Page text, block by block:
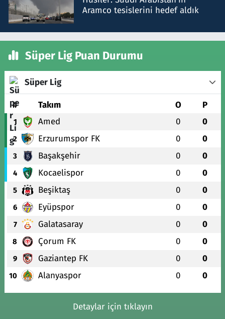
Aramco tesislerini hedef aldık
Süper Lig Puan Durumu
Süper Lig
# Takım O P
1 Amed 0 0
2 Erzurumspor FK 0 0
3 Başakşehir 0 0
4 Kocaelispor 0 0
5 Beşiktaş 0 0
6 Eyüpspor 0 0
7 Galatasaray 0 0
8 Çorum FK 0 0
9 Gaziantep FK 0 0
10 Alanyaspor 0 0
Detaylar için tıklayın